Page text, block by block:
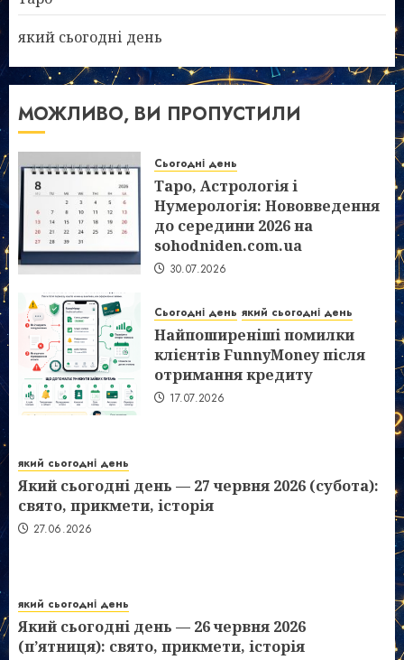
який сьогодні день
МОЖЛИВО, ВИ ПРОПУСТИЛИ
Сьогодні день
Таро, Астрологія і
Нумерологія: Нововведення
до середини 2026 на
sohodniden.com.ua
30.07.2026
Сьогодні день який сьогодні день
Найпоширеніші помилки
клієнтів FunnyMoney після
отримання кредиту
17.07.2026
який сьогодні день
Який сьогодні день — 27 червня 2026 (субота):
свято, прикмети, історія
27.06.2026
який сьогодні день
Який сьогодні день — 26 червня 2026
(п’ятниця): свято, прикмети, історія